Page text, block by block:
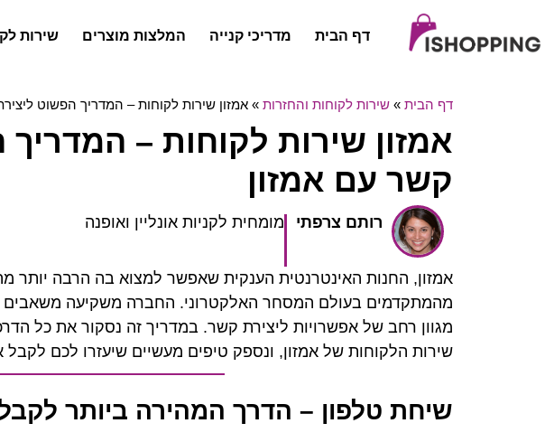
דף הבית מדריכי קנייה המלצות מוצרים שירות
דף הבית » שירות לקוחות והחזרות » אמזון שירות לקוחות – המדריך הפשוט
אמזון שירות לקוחות –
קשר עם אמזון
רותם צרפתי מומחית לקניות אונליין ואופנה
אמזון, החנות האינטרנטית הענקית שאפשר למצוא בה הרבה יותר
מהמתקדמים בעולם המסחר האלקטרוני. החברה משקיעה משאבים
מגוון רחב של אפשרויות ליצירת קשר. במדריך זה נסקור את כל
שירות הלקוחות של אמזון, ונספק טיפים מעשיים שיעזרו לכם
שיחת טלפון – הדרך המהירה ביותר